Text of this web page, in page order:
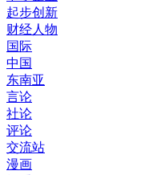
起步创新
财经人物
国际
中国
东南亚
言论
社论
评论
交流站
漫画